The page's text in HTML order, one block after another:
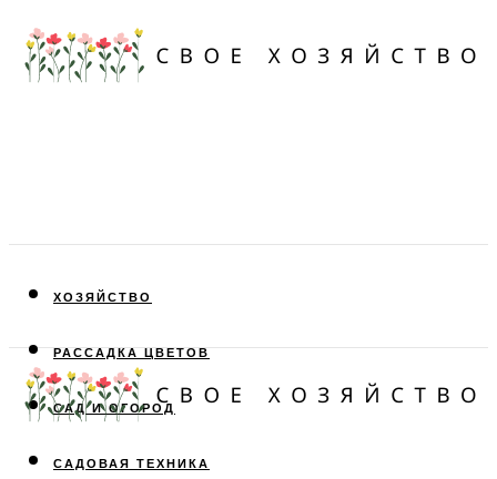
ХОЗЯЙСТВО
РАССАДКА ЦВЕТОВ
САД И ОГОРОД
САДОВАЯ ТЕХНИКА